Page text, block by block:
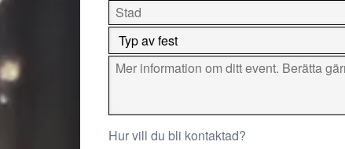
Hur vill du bli kontaktad?